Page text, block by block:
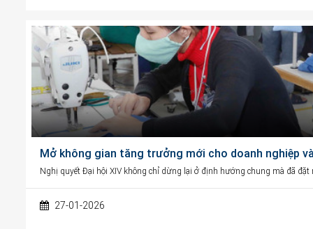
Mở không gian tăng trưởng mới cho doanh nghiệp
Nghị quyết Đại hội XIV không chỉ dừng lại ở định hướng chung mà đã đặt
27-01-2026